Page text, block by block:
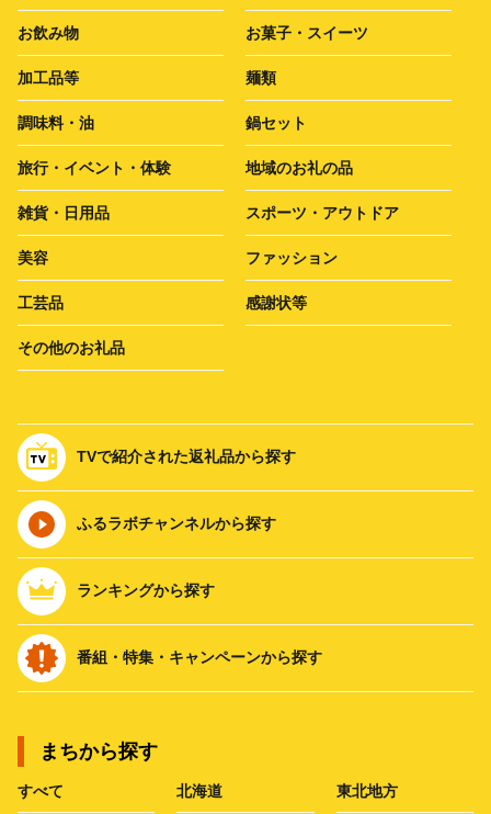
お飲み物 お菓子・スイーツ
加工品等 麺類
調味料・油 鍋セット
旅行・イベント・体験 地域のお礼の品
雑貨・日用品 スポーツ・アウトドア
美容 ファッション
工芸品 感謝状等
その他のお礼品
TVで紹介された返礼品から探す
ふるラボチャンネルから探す
ランキングから探す
番組・特集・キャンペーンから探す
まちから探す
すべて 北海道 東北地方